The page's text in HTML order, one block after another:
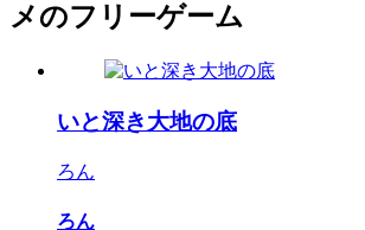
メのフリーゲーム
いと深き大地の底
ろん
ろん